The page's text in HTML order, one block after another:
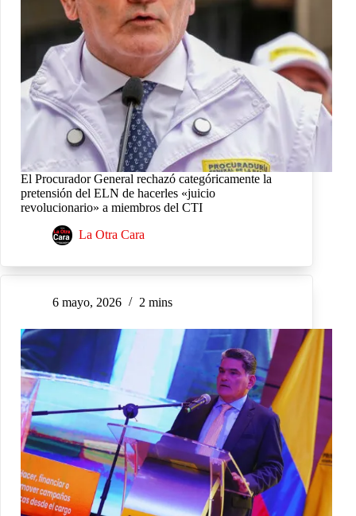
El Procurador General rechazó categóricamente la
pretensión del ELN de hacerles «juicio
revolucionario» a miembros del CTI
La Otra Cara
6 mayo, 2026 2 mins